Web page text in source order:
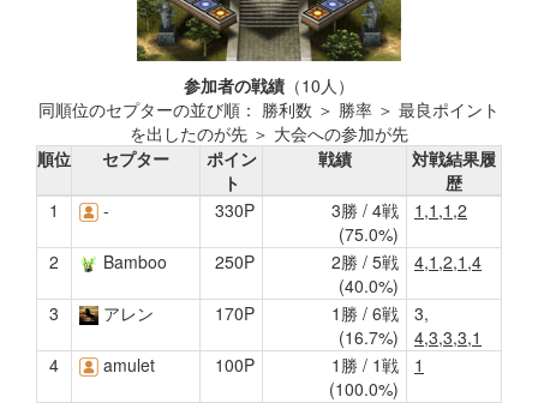
参加者の戦績 （10人）
同順位のセプターの並び順： 勝利数 ＞ 勝率 ＞ 最良ポイント
を出したのが先 ＞ 大会への参加が先
順位
セプター
ポイン
ト
戦績
対戦結果履
歴
1
- 330P
3勝 / 4戦
(75.0%)
1,1,1,2
2 Bamboo 250P
2勝 / 5戦
(40.0%)
4,1,2,1,4
3 アレン 170P
1勝 / 6戦
(16.7%)
3,
4,3,3,3,1
4
amulet 100P
1勝 / 1戦
(100.0%)
1